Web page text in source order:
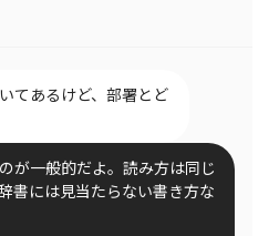
てあるけど、部署とど
が一般的だよ。読み方は同じ
書には見当たらない書き方な